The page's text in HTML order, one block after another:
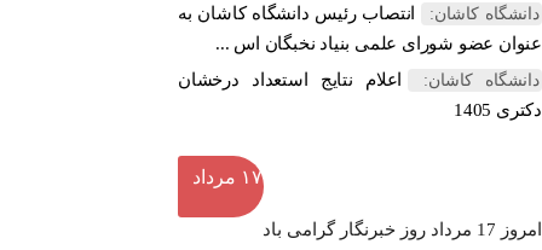
دانشگاه کاشان:
انتصاب رئیس دانشگاه کاشان به
عنوان عضو شورای علمی بنیاد نخبگان اس ...
دانشگاه کاشان:
اعلام نتایج استعداد درخشان
دکتری 1405
۱۷ مرداد
امروز